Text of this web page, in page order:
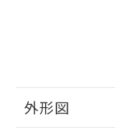
外形図
用
※本証明
るもので
ものでは